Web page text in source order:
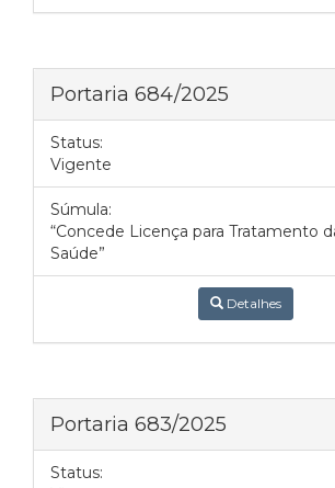
Portaria 684/2025
Status:
Vigente
Súmula:
“Concede Licença para Tratamento
Saúde”
Detalhes
Portaria 683/2025
Status: